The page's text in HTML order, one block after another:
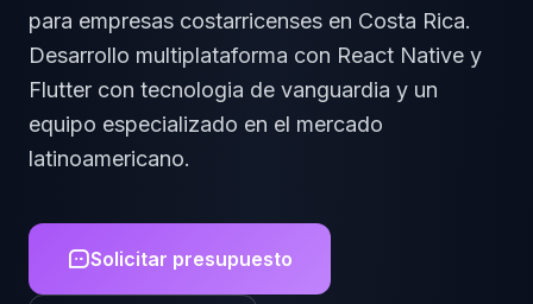
para empresas costarricenses en Costa Rica.
Desarrollo multiplataforma con React Native y
Flutter con tecnologia de vanguardia y un
equipo especializado en el mercado
latinoamericano.
Solicitar presupuesto